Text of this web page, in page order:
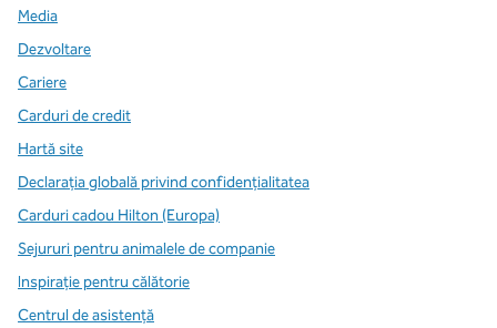
Media
Dezvoltare
Cariere
Carduri de credit
Hartă site
Declarația globală privind confidenţialitatea
Carduri cadou Hilton (Europa)
Sejururi pentru animalele de companie
Inspirație pentru călătorie
Centrul de asistență